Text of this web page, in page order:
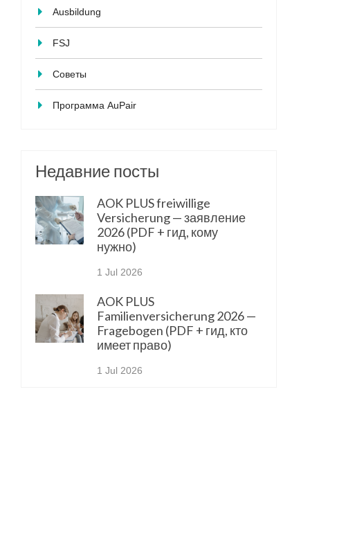
Ausbildung
FSJ
Советы
Программа AuPair
Недавние посты
AOK PLUS freiwillige
Versicherung — заявление
2026 (PDF + гид, кому
нужно)
1 Jul 2026
AOK PLUS
Familienversicherung 2026 —
Fragebogen (PDF + гид, кто
имеет право)
1 Jul 2026